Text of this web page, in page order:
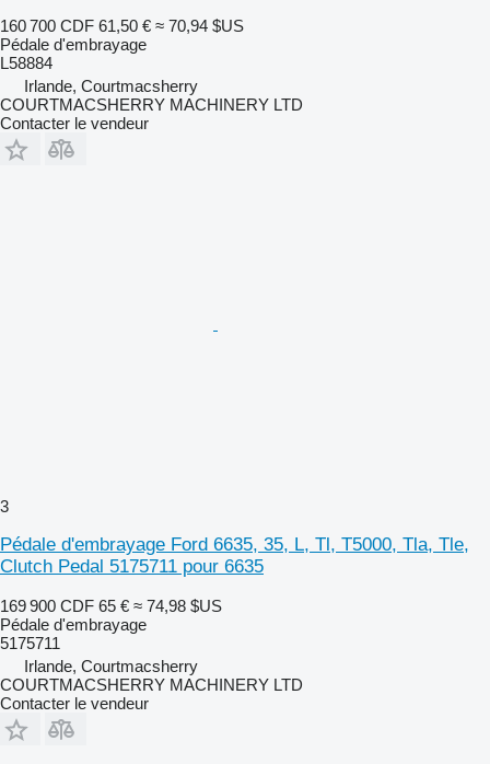
160 700 CDF 61,50 € ≈ 70,94 $US
Pédale d'embrayage
L58884
Irlande, Courtmacsherry
COURTMACSHERRY MACHINERY LTD
Contacter le vendeur
3
Pédale d'embrayage Ford 6635, 35, L, Tl, T5000, Tla, Tle,
Clutch Pedal 5175711 pour 6635
169 900 CDF 65 € ≈ 74,98 $US
Pédale d'embrayage
5175711
Irlande, Courtmacsherry
COURTMACSHERRY MACHINERY LTD
Contacter le vendeur